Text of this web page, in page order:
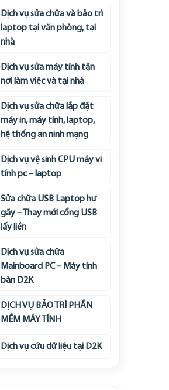
Dịch vụ sửa chữa và bảo trì
laptop tại văn phòng, tại
nhà
Dịch vụ sửa máy tính tận
nơi làm việc và tại nhà
Dịch vụ sửa chữa lắp đặt
máy in, máy tính, laptop,
hệ thống an ninh mạng
Dịch vụ vệ sinh CPU máy vi
tính pc – laptop
Sửa chữa USB Laptop hư
gãy – Thay mới cổng USB
lấy liền
Dịch vụ sửa chữa
Mainboard PC – Máy tính
bàn D2K
DỊCH VỤ BẢO TRÌ PHẦN
MỀM MÁY TÍNH
Dịch vụ cứu dữ liệu tại D2K